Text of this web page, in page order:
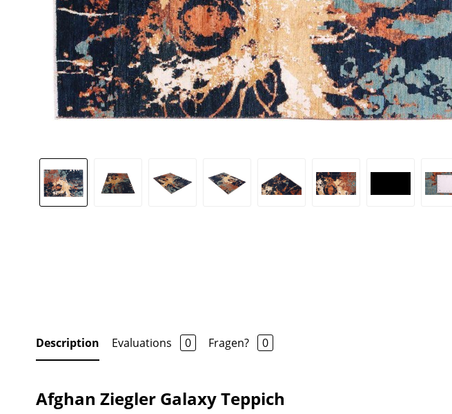
Description Evaluations 0 Fragen? 0
Afghan Ziegler Galaxy Teppich